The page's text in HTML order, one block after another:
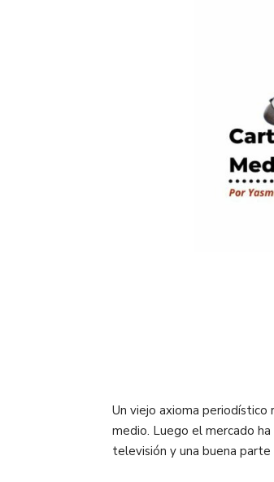
Un viejo axioma periodístico
medio. Luego el mercado
televisión y una buena parte